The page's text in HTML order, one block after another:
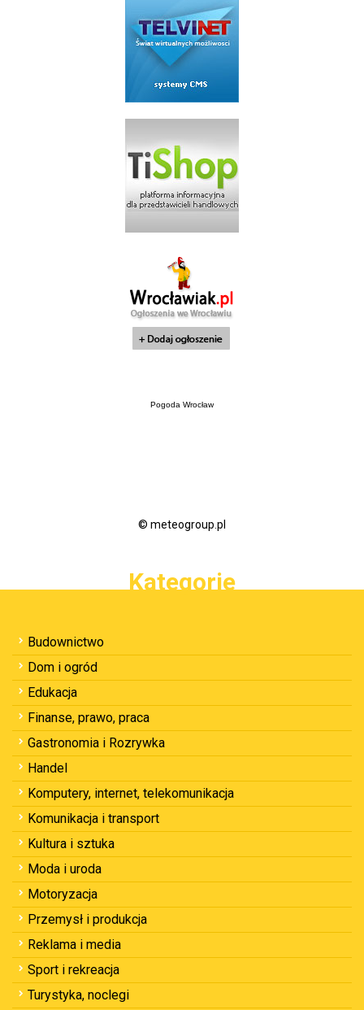
Pogoda Wrocław
© meteogroup.pl
Kategorie
Budownictwo
Dom i ogród
Edukacja
Finanse, prawo, praca
Gastronomia i Rozrywka
Handel
Komputery, internet, telekomunikacja
Komunikacja i transport
Kultura i sztuka
Moda i uroda
Motoryzacja
Przemysł i produkcja
Reklama i media
Sport i rekreacja
Turystyka, noclegi